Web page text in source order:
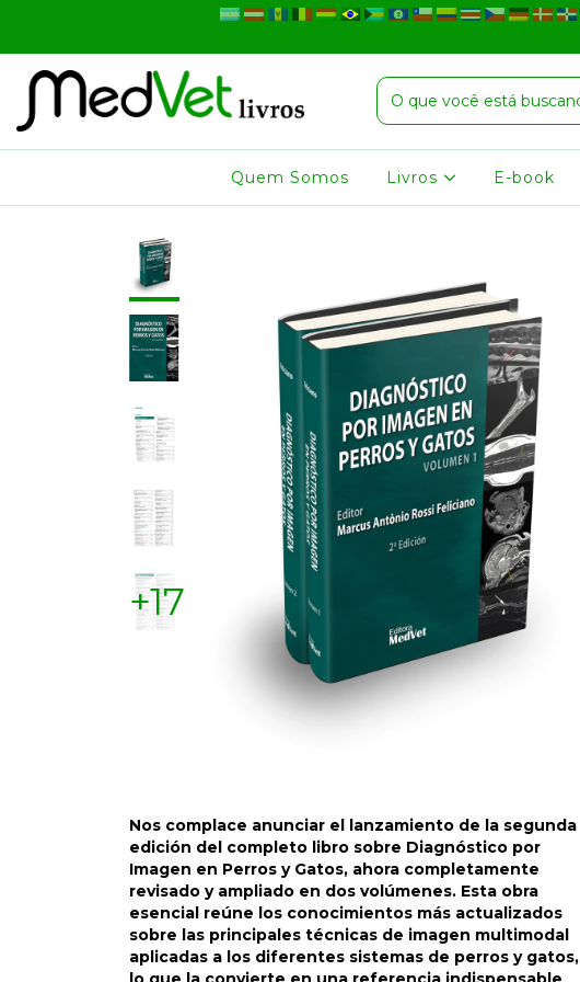
Quem Somos Livros E-book
+17
Nos complace anunciar el lanzamiento de la segunda
edición del completo libro sobre Diagnóstico por
Imagen en Perros y Gatos, ahora completamente
revisado y ampliado en dos volúmenes. Esta obra
esencial reúne los conocimientos más actualizados
sobre las principales técnicas de imagen multimodal
aplicadas a los diferentes sistemas de perros y gatos,